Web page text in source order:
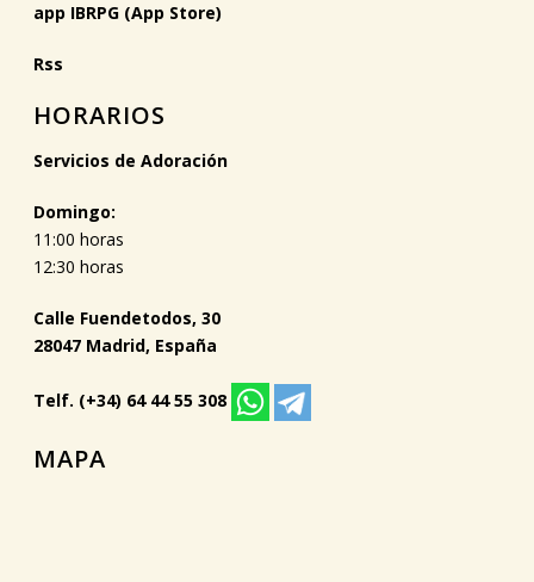
app IBRPG (App Store)
Rss
HORARIOS
Servicios de Adoración
Domingo:
11:00 horas
12:30 horas
Calle Fuendetodos, 30
28047 Madrid, España
Telf. (+34) 64 44 55 308
MAPA